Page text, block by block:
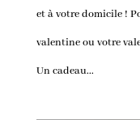
et à votre domicile !
valentine ou votre
Un cadeau...